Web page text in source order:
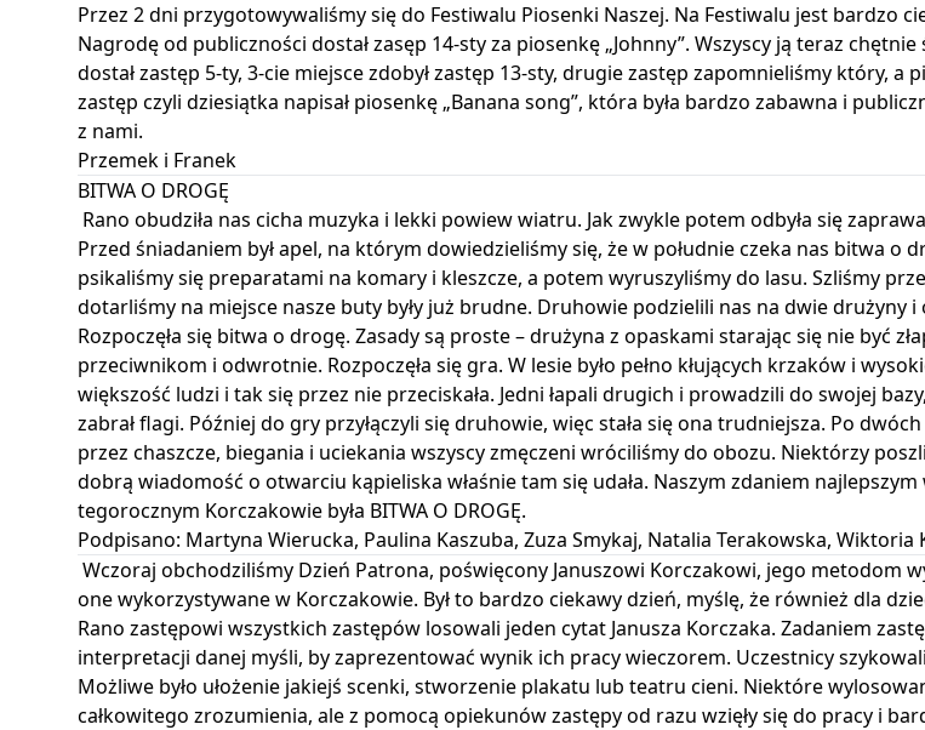
Przez 2 dni przygotowywaliśmy się do Festiwalu Piosenki Naszej. Na Festiwalu jest bardzo
Nagrodę od publiczności dostał zasęp 14-sty za piosenkę „Johnny”. Wszyscy ją teraz
dostał zastęp 5-ty, 3-cie miejsce zdobył zastęp 13-sty, drugie zastęp zapomnieliśmy który, a
zastęp czyli dziesiątka napisał piosenkę „Banana song”, która była bardzo zabawna i
z nami.
Przemek i Franek
BITWA O DROGĘ
Rano obudziła nas cicha muzyka i lekki powiew wiatru. Jak zwykle potem odbyła się
Przed śniadaniem był apel, na którym dowiedzieliśmy się, że w południe czeka nas bitwa o
psikaliśmy się preparatami na komary i kleszcze, a potem wyruszyliśmy do lasu. Szliśmy
dotarliśmy na miejsce nasze buty były już brudne. Druhowie podzielili nas na dwie drużyny i
Rozpoczęła się bitwa o drogę. Zasady są proste – drużyna z opaskami starając się nie być
przeciwnikom i odwrotnie. Rozpoczęła się gra. W lesie było pełno kłujących krzaków i
większość ludzi i tak się przez nie przeciskała. Jedni łapali drugich i prowadzili do swojej
zabrał flagi. Później do gry przyłączyli się druhowie, więc stała się ona trudniejsza. Po
przez chaszcze, biegania i uciekania wszyscy zmęczeni wróciliśmy do obozu. Niektórzy
dobrą wiadomość o otwarciu kąpieliska właśnie tam się udała. Naszym zdaniem
tegorocznym Korczakowie była BITWA O DROGĘ.
Podpisano: Martyna Wierucka, Paulina Kaszuba, Zuza Smykaj, Natalia Terakowska,
Wczoraj obchodziliśmy Dzień Patrona, poświęcony Januszowi Korczakowi, jego metodom
one wykorzystywane w Korczakowie. Był to bardzo ciekawy dzień, myślę, że również dla
Rano zastępowi wszystkich zastępów losowali jeden cytat Janusza Korczaka. Zadaniem
interpretacji danej myśli, by zaprezentować wynik ich pracy wieczorem. Uczestnicy szykowali
Możliwe było ułożenie jakiejś scenki, stworzenie plakatu lub teatru cieni. Niektóre
całkowitego zrozumienia, ale z pomocą opiekunów zastępy od razu wzięły się do pracy i